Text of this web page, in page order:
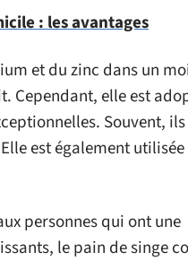
: les avantages
et du zinc dans un
Cependant, elle est
Souvent, ils
est également utilisée
personnes qui ont une
le pain de singe